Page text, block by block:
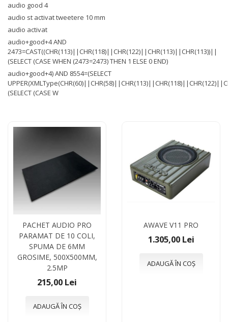
audio good 4
audio st activat tweetere 10 mm
audio activat
audio+good+4 AND
2473=CAST((CHR(113)||CHR(118)||CHR(122)||CHR(113)||CHR(113))||
(SELECT (CASE WHEN (2473=2473) THEN 1 ELSE 0 END)
audio+good+4) AND 8554=(SELECT
(SELECT (CASE W
PACHET AUDIO PRO
PARAMAT DE 10 COLI,
SPUMA DE 6MM
GROSIME, 500X500MM,
2.5MP
215,00 Lei
ADAUGĂ ÎN COȘ
AWAVE V11 PRO
1.305,00 Lei
ADAUGĂ ÎN COȘ